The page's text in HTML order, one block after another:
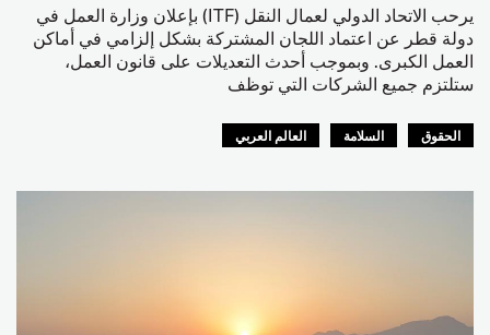
يرحب الاتحاد الدولي لعمال النقل (ITF) بإعلان وزارة العمل في
دولة قطر عن اعتماد اللجان المشتركة بشكل إلزامي في أماكن
العمل الكبرى. وبموجب أحدث التعديلات على قانون العمل،
ستلتزم جميع الشركات التي توظف
الحقوق السلامة العالم العربي